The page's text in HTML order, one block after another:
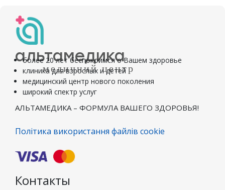
альтамедика
медичний центр
более 20 лет беспокоимся о Вашем здоровье
клиника для взрослых и детей
медицинский центр нового поколения
широкий спектр услуг
АЛЬТАМЕДИКА – ФОРМУЛА ВАШЕГО ЗДОРОВЬЯ!
Політика використання файлів cookie
Контакты